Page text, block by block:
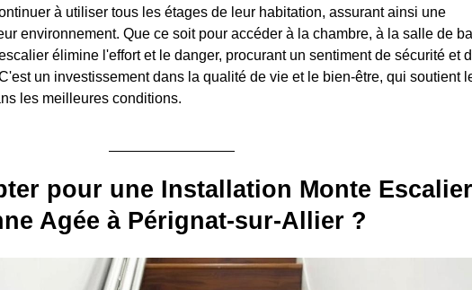
à utiliser tous les étages de leur habitation, assurant ainsi une
environnement. Que ce soit pour accéder à la chambre, à la salle de
élimine l'effort et le danger, procurant un sentiment de sécurité et
un investissement dans la qualité de vie et le bien-être, qui soutient
les meilleures conditions.
pour une Installation Monte Escalier
Agée à Pérignat-sur-Allier ?